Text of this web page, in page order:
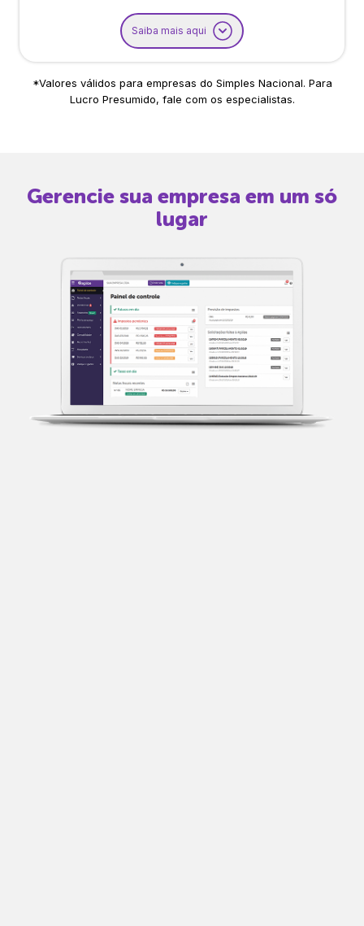
Saiba mais aqui
*Valores válidos para empresas do Simples Nacional. Para
Lucro Presumido, fale com os especialistas.
Gerencie sua empresa em um só
lugar